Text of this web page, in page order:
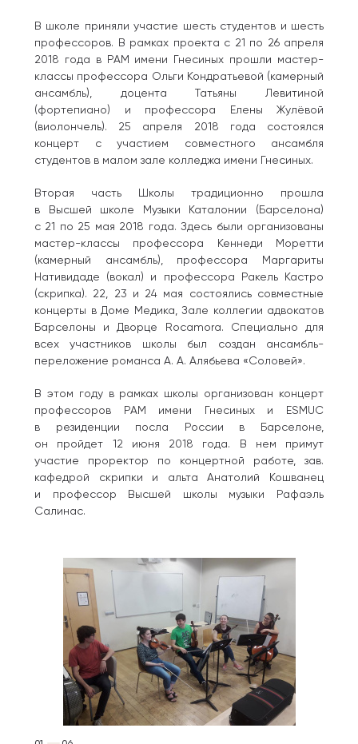
В школе приняли участие шесть студентов и шесть
профессоров. В рамках проекта с 21 по 26 апреля
2018 года в РАМ имени Гнесиных прошли мастер-
классы профессора Ольги Кондратьевой (камерный
ансамбль), доцента Татьяны Левитиной
(фортепиано) и профессора Елены Жулёвой
(виолончель). 25 апреля 2018 года состоялся
концерт с участием совместного ансамбля
студентов в малом зале колледжа имени Гнесиных.
Вторая часть Школы традиционно прошла
в Высшей школе Музыки Каталонии (Барселона)
с 21 по 25 мая 2018 года. Здесь были организованы
мастер-классы профессора Кеннеди Моретти
(камерный ансамбль), профессора Маргариты
Нативидаде (вокал) и профессора Ракель Кастро
(скрипка). 22, 23 и 24 мая состоялись совместные
концерты в Доме Медика, Зале коллегии адвокатов
Барселоны и Дворце Rocamora. Специально для
всех участников школы был создан ансамбль-
переложение романса А. А. Алябьева «Соловей».
В этом году в рамках школы организован концерт
профессоров РАМ имени Гнесиных и ESMUC
в резиденции посла России в Барселоне,
он пройдет 12 июня 2018 года. В нем примут
участие проректор по концертной работе, зав.
кафедрой скрипки и альта Анатолий Кошванец
и профессор Высшей школы музыки Рафаэль
Салинас.